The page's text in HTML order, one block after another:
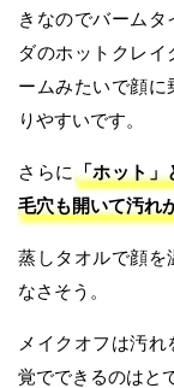
きなのでバーム
ダのホットクレイ
ームみたいで顔
りやすいです。
さらに「ホット」
毛穴も開いて汚れ
蒸しタオルで顔を
なさそう。
メイクオフは汚
覚でできるのはと